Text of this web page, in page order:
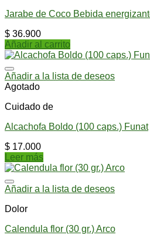
Jarabe de Coco Bebida
$ 36.900
Añadir al carrito
Añadir a la lista de deseos
Agotado
Cuidado de
Alcachofa Boldo (100 caps.) Funat
$ 17.000
Leer más
Añadir a la lista de deseos
Dolor
Calendula flor (30 gr.) Arco